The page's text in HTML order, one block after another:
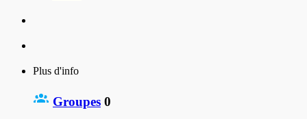
Plus d'info
Groupes 0